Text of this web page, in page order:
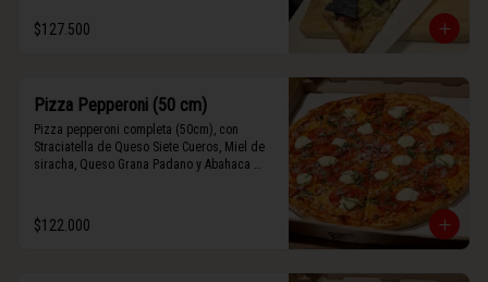
$127.500
Pizza Pepperoni (50 cm)
Pizza pepperoni completa (50cm), con
Straciatella de Queso Siete Cueros, Miel de
siracha, Queso Grana Padano y Abahaca
$122.000